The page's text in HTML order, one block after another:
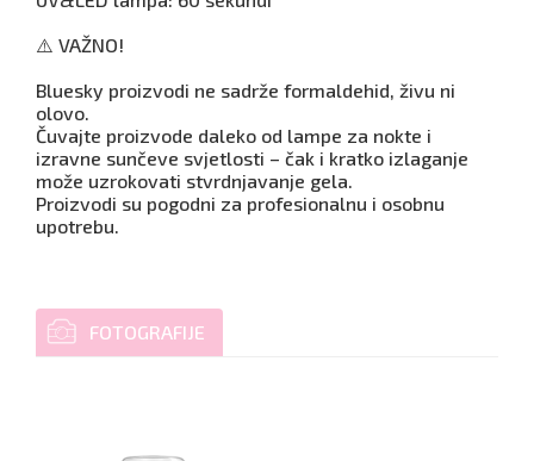
⚠️ VAŽNO!
Bluesky proizvodi ne sadrže formaldehid, živu ni
olovo.
Čuvajte proizvode daleko od lampe za nokte i
izravne sunčeve svjetlosti – čak i kratko izlaganje
može uzrokovati stvrdnjavanje gela.
Proizvodi su pogodni za profesionalnu i osobnu
upotrebu.
FOTOGRAFIJE